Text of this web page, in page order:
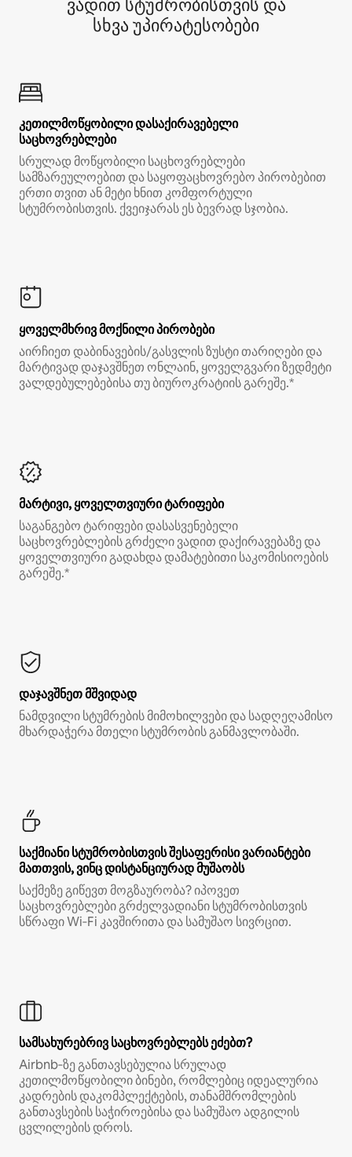
ვადით სტუმრობისთვის და
სხვა უპირატესობები
კეთილმოწყობილი დასაქირავებელი
საცხოვრებლები
სრულად მოწყობილი საცხოვრებლები
სამზარეულოებით და საყოფაცხოვრებო პირობებით
ერთი თვით ან მეტი ხნით კომფორტული
სტუმრობისთვის. ქვეიჯარას ეს ბევრად სჯობია.
ყოველმხრივ მოქნილი პირობები
აირჩიეთ დაბინავების/გასვლის ზუსტი თარიღები და
მარტივად დაჯავშნეთ ონლაინ, ყოველგვარი ზედმეტი
ვალდებულებებისა თუ ბიუროკრატიის გარეშე.*
მარტივი, ყოველთვიური ტარიფები
საგანგებო ტარიფები დასასვენებელი
საცხოვრებლების გრძელი ვადით დაქირავებაზე და
ყოველთვიური გადახდა დამატებითი საკომისიოების
გარეშე.*
დაჯავშნეთ მშვიდად
ნამდვილი სტუმრების მიმოხილვები და სადღეღამისო
მხარდაჭერა მთელი სტუმრობის განმავლობაში.
საქმიანი სტუმრობისთვის შესაფერისი ვარიანტები
მათთვის, ვინც დისტანციურად მუშაობს
საქმეზე გიწევთ მოგზაურობა? იპოვეთ
საცხოვრებლები გრძელვადიანი სტუმრობისთვის
სწრაფი Wi‑Fi კავშირითა და სამუშაო სივრცით.
სამსახურებრივ საცხოვრებლებს ეძებთ?
Airbnb‑ზე განთავსებულია სრულად
კეთილმოწყობილი ბინები, რომლებიც იდეალურია
კადრების დაკომპლექტების, თანამშრომლების
განთავსების საჭიროებისა და სამუშაო ადგილის
ცვლილების დროს.